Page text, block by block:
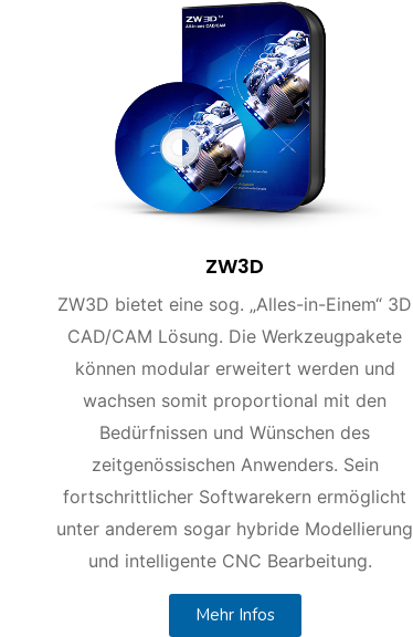
ZW3D
ZW3D bietet eine sog. „Alles-in-Einem“ 3D
CAD/CAM Lösung. Die Werkzeugpakete
können modular erweitert werden und
wachsen somit proportional mit den
Bedürfnissen und Wünschen des
zeitgenössischen Anwenders. Sein
fortschrittlicher Softwarekern ermöglicht
unter anderem sogar hybride Modellierung
und intelligente CNC Bearbeitung.
Mehr Infos